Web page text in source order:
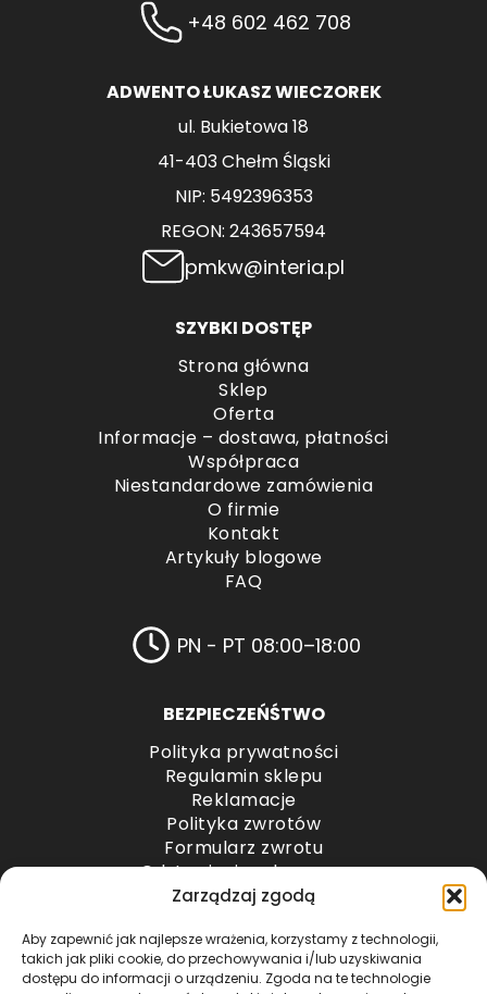
Zarządzaj zgodą
Aby zapewnić jak najlepsze wrażenia, korzystamy z technologii,
takich jak pliki cookie, do przechowywania i/lub uzyskiwania
dostępu do informacji o urządzeniu. Zgoda na te technologie
+48 602 462 708
ADWENTO ŁUKASZ WIECZOREK
ul. Bukietowa 18
41-403 Chełm Śląski
NIP: 5492396353
REGON: 243657594
pmkw@interia.pl
SZYBKI DOSTĘP
Strona główna
Sklep
Oferta
Informacje – dostawa, płatności
Współpraca
Niestandardowe zamówienia
O firmie
Kontakt
Artykuły blogowe
FAQ
PN - PT 08:00–18:00
BEZPIECZEŃŚTWO
Polityka prywatności
Regulamin sklepu
Reklamacje
Polityka zwrotów
Formularz zwrotu
Odstąpienie od umowy
Odstąpienie od umowy – przesyłki paletowe
METODY PŁATNOŚCI